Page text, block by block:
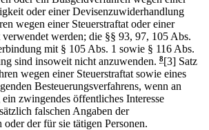
oder einer Devisenzuwiderhandlung
wegen einer Steuerstraftat oder einer
werden; die §§ 93, 97, 105 Abs.
mit § 105 Abs. 1 sowie § 116 Abs.
sind insoweit nicht anzuwenden. 8[3] Satz
wegen einer Steuerstraftat sowie eines
Besteuerungsverfahrens, wenn an
zwingendes öffentliches Interesse
falschen Angaben der
der für sie tätigen Personen.